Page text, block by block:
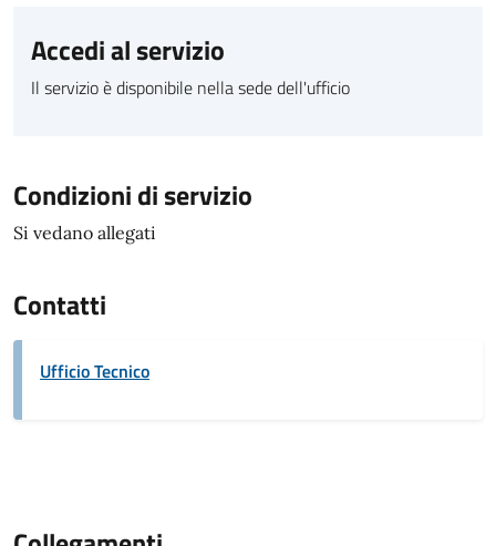
Accedi al servizio
Il servizio è disponibile nella sede dell'ufficio
Condizioni di servizio
Si vedano allegati
Contatti
Ufficio Tecnico